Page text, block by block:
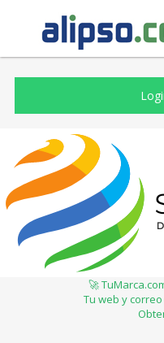
🚀
Tu web y